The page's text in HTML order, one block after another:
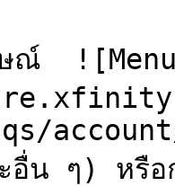
ณ์
account/
ะอื่น ๆ) ห